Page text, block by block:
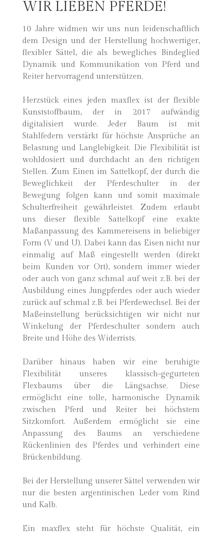
WIR LIEBEN PFERDE!
10 Jahre widmen wir uns nun leidenschaftlich
dem Design und der Herstellung hochwertiger,
flexibler Sättel, die als bewegliches Bindeglied
Dynamik und Kommunikation von Pferd und
Reiter hervorragend unterstützen.
Herzstück eines jeden maxflex ist der flexible
Kunststoffbaum, der in 2017 aufwändig
digitalisiert wurde. Jeder Baum ist mit
Stahlfedern verstärkt für höchste Ansprüche an
Belastung und Langlebigkeit. Die Flexibilität ist
wohldosiert und durchdacht an den richtigen
Stellen. Zum Einen im Sattelkopf, der durch die
Beweglichkeit der Pferdeschulter in der
Bewegung folgen kann und somit maximale
Schulterfreiheit gewährleistet. Zudem erlaubt
uns dieser flexible Sattelkopf eine exakte
Maßanpassung des Kammereisens in beliebiger
Form (V und U). Dabei kann das Eisen nicht nur
einmalig auf Maß eingestellt werden (direkt
beim Kunden vor Ort), sondern immer wieder
oder auch von ganz schmal auf weit z.B. bei der
Ausbildung eines Jungpferdes oder auch wieder
zurück auf schmal z.B. bei Pferdewechsel. Bei der
Maßeinstellung berücksichtigen wir nicht nur
Winkelung der Pferdeschulter sondern auch
Breite und Höhe des Widerrists.
Darüber hinaus haben wir eine beruhigte
Flexibilität unseres klassisch-gegurteten
Flexbaums über die Längsachse. Diese
ermöglicht eine tolle, harmonische Dynamik
zwischen Pferd und Reiter bei höchstem
Sitzkomfort. Außerdem ermöglicht sie eine
Anpassung des Baums an verschiedene
Rückenlinien des Pferdes und verhindert eine
Brückenbildung.
Bei der Herstellung unserer Sättel verwenden wir
nur die besten argentinischen Leder vom Rind
und Kalb.
Ein maxflex steht für höchste Qualität, ein